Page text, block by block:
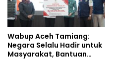
Wabup Aceh Tamiang:
Negara Selalu Hadir untuk
Masyarakat, Bantuan